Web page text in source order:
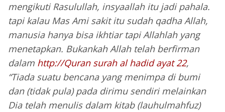
mengikuti Rasulullah, insyaallah itu jadi pahala.
tapi kalau Mas Ami sakit itu sudah qadha Allah,
manusia hanya bisa ikhtiar tapi Allahlah yang
menetapkan. Bukankah Allah telah berfirman
dalam http://Quran surah al hadid ayat 22,
“Tiada suatu bencana yang menimpa di bumi
dan (tidak pula) pada dirimu sendiri melainkan
Dia telah menulis dalam kitab (lauhulmahfuz)